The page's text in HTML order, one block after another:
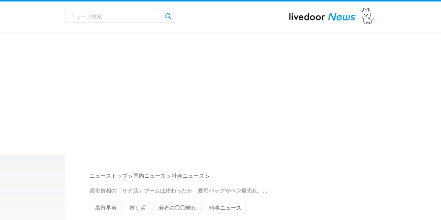
ニューストップ > 国内ニュース > 社会ニュース >
高市首相の「サナ活」ブームは終わったか 愛用バッグやペン爆売れ、…
高市早苗 推し活 若者の◯◯離れ 時事ニュース